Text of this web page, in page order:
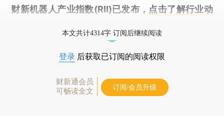
财新机器人产业指数(RII)已发布， 点击了解行业动
本文共计4314字 订阅后继续阅读
登录 后获取已订阅的阅读权限
财新通会员
可畅读全文
订阅/会员升级